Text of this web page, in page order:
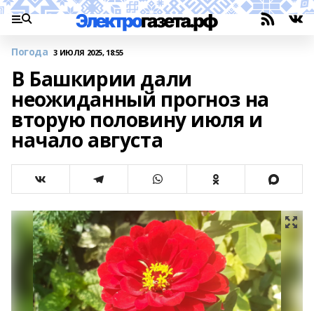
Погода 3 ИЮЛЯ 2025, 18:55
В Башкирии дали
неожиданный прогноз на
вторую половину июля и
начало августа